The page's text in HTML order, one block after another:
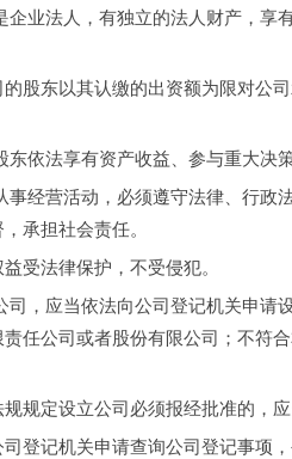
业法人，有独立的法人财产，享
东以其认缴的出资额为限对公司
法享有资产收益、参与重大决策
经营活动，必须遵守法律、行政
承担社会责任。
法律保护，不受侵犯。
，应当依法向公司登记机关申请
任公司或者股份有限公司；不符
定设立公司必须报经批准的，应
记机关申请查询公司登记事项，